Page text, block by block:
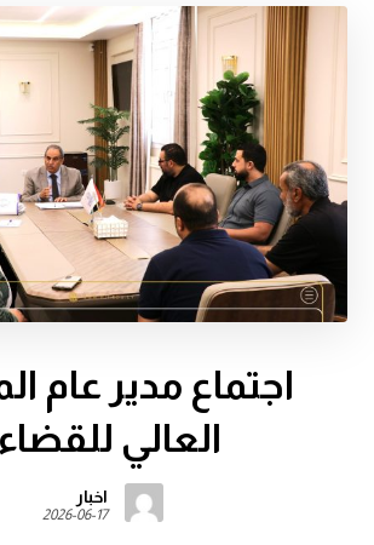
اجتماع مدير عام
العالي
اخبار
2026-06-17